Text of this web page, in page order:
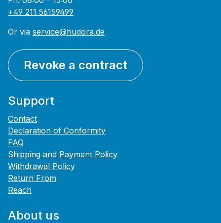
+49 211 56159499
Or via service@hudora.de
Revoke a contract
Support
Contact
Declaration of Conformity
FAQ
Shipping and Payment Policy
Withdrawal Policy
Return From
Reach
About us